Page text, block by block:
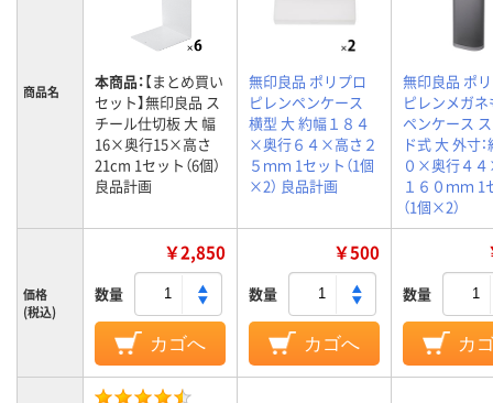
商品名 本商品：【まとめ買い
セット】無印良品 ス
チール仕切板 大 幅
16×奥行15×高さ
21cm 1セット（6個）
良品計画
無印良品 ポリプロ
ピレンペンケース
横型 大 約幅１８４
×奥行６４×高さ２
５ｍｍ 1セット（1個
×2） 良品計画
無印良品 ポ
ピレンメガ
ペンケース
ド式 大 外寸
０×奥行４
１６０ｍｍ 1
（1個×2）
価格
(税込)
￥2,850
数量
カゴへ
￥500
数量
カゴへ
数量
カ